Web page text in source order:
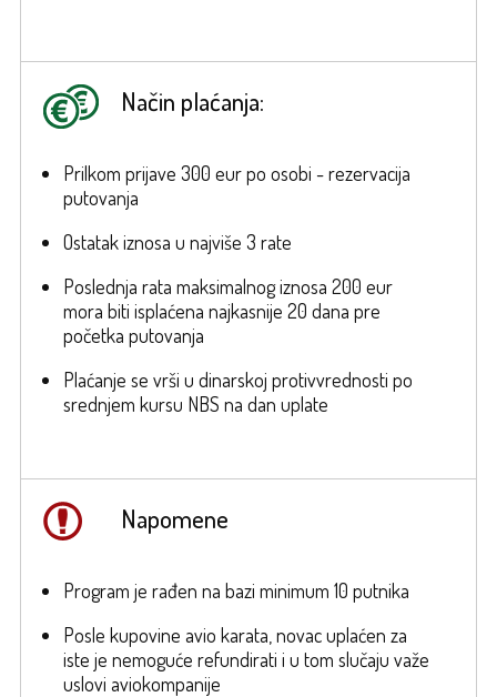
Način plaćanja:
Prilkom prijave 300 eur po osobi - rezervacija
putovanja
Ostatak iznosa u najviše 3 rate
Poslednja rata maksimalnog iznosa 200 eur
mora biti isplaćena najkasnije 20 dana pre
početka putovanja
Plaćanje se vrši u dinarskoj protivvrednosti po
srednjem kursu NBS na dan uplate
Napomene
Program je rađen na bazi minimum 10 putnika
Posle kupovine avio karata, novac uplaćen za
iste je nemoguće refundirati i u tom slučaju važe
uslovi aviokompanije